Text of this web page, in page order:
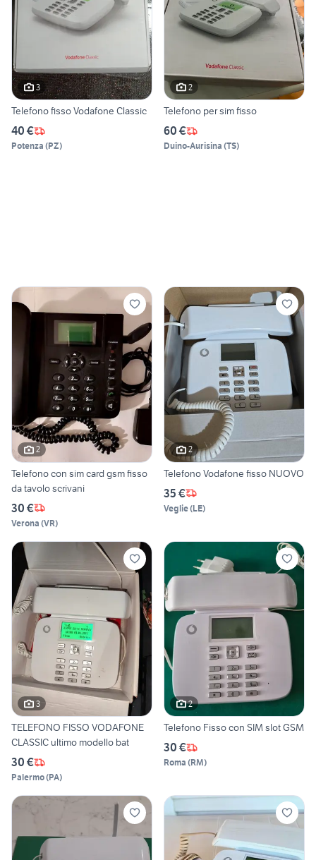
3
Telefono fisso Vodafone Classic
40 €
Potenza (PZ)
2
Telefono per sim fisso
60 €
Duino-Aurisina (TS)
2
Telefono con sim card gsm fisso
da tavolo scrivani
30 €
Verona (VR)
2
Telefono Vodafone fisso NUOVO
35 €
Veglie(LE)
3
TELEFONO FISSO VODAFONE
CLASSIC ultimo modello bat
30 €
Palermo(PA)
2
Telefono Fisso con SIM slot GSM
30 €
Roma (RM)